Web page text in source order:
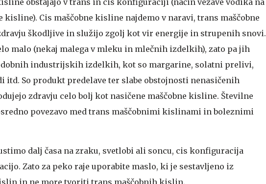
obstajajo v trans in cis konfiguraciji (način vezave vodika na
kisline). Cis maščobne kisline najdemo v naravi, trans maščobne
škodljive in služijo zgolj kot vir energije in strupenih snovi.
malo (nekaj malega v mleku in mlečnih izdelkih), zato pa jih
industrijskih izdelkih, kot so margarine, solatni prelivi,
itd. So produkt predelave ter slabe obstojnosti nenasičenih
zdravju celo bolj kot nasičene maščobne kisline. Številne
povezavo med trans maščobnimi kislinami in boleznimi
dalj časa na zraku, svetlobi ali soncu, cis konfiguracija
Zato za peko raje uporabite maslo, ki je sestavljeno iz